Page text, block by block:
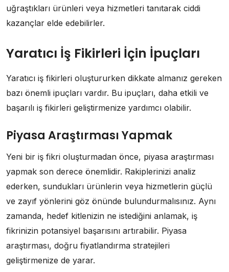
uğraştıkları ürünleri veya hizmetleri tanıtarak ciddi
kazançlar elde edebilirler.
Yaratıcı İş Fikirleri İçin İpuçları
Yaratıcı iş fikirleri oluştururken dikkate almanız gereken
bazı önemli ipuçları vardır. Bu ipuçları, daha etkili ve
başarılı iş fikirleri geliştirmenize yardımcı olabilir.
Piyasa Araştırması Yapmak
Yeni bir iş fikri oluşturmadan önce, piyasa araştırması
yapmak son derece önemlidir. Rakiplerinizi analiz
ederken, sundukları ürünlerin veya hizmetlerin güçlü
ve zayıf yönlerini göz önünde bulundurmalısınız. Aynı
zamanda, hedef kitlenizin ne istediğini anlamak, iş
fikrinizin potansiyel başarısını artırabilir. Piyasa
araştırması, doğru fiyatlandırma stratejileri
geliştirmenize de yarar.